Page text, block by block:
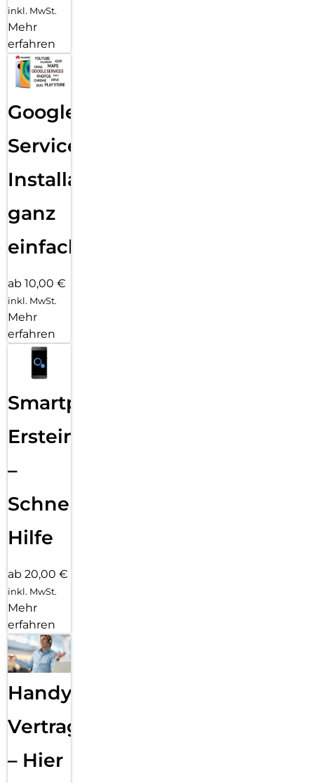
inkl. MwSt.
Mehr
erfahren
Google
Services
Installation
ganz
einfach
ab 10,00 €
inkl. MwSt.
Mehr
erfahren
Smartphone
Ersteinrichtung
–
Schnelle
Hilfe
ab 20,00 €
inkl. MwSt.
Mehr
erfahren
Handy
Vertragsabwicklung
– Hier